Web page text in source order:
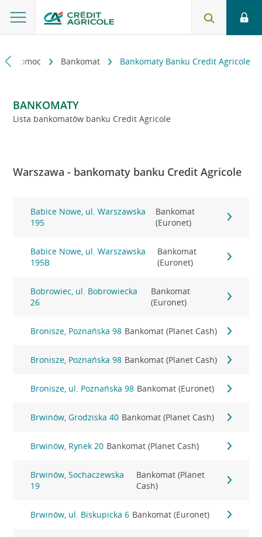
i pomoc Bankomat Bankomaty Banku Credit Agricole
BANKOMATY
Lista bankomatów banku Credit Agricole
Warszawa - bankomaty banku Credit Agricole
Babice Nowe, ul. Warszawska
195
Bankomat
(Euronet)
Babice Nowe, ul. Warszawska
195B
Bankomat
(Euronet)
Bobrowiec, ul. Bobrowiecka
26
Bankomat
(Euronet)
Bronisze, Poznańska 98 Bankomat (Planet Cash)
Bronisze, Poznańska 98 Bankomat (Planet Cash)
Bronisze, ul. Poznańska 98 Bankomat (Euronet)
Brwinów, Grodziska 40 Bankomat (Planet Cash)
Brwinów, Rynek 20 Bankomat (Planet Cash)
Brwinów, Sochaczewska
19
Bankomat (Planet
Cash)
Brwinów, ul. Biskupicka 6 Bankomat (Euronet)